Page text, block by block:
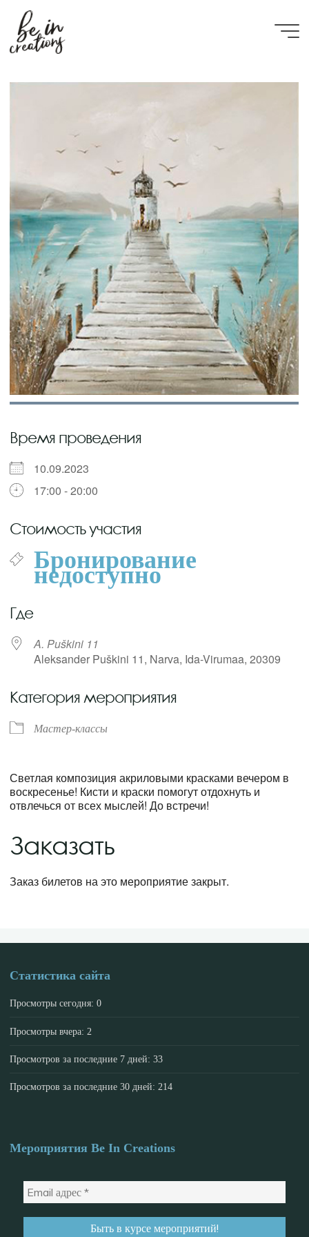
Время проведения
10.09.2023
17:00 - 20:00
Стоимость участия
Бронирование
недоступно
Где
A. Puškini 11
Aleksander Puškini 11, Narva, Ida-Virumaa, 20309
Категория мероприятия
Мастер-классы
Светлая композиция акриловыми красками вечером в
воскресенье! Кисти и краски помогут отдохнуть и
отвлечься от всех мыслей! До встречи!
Заказать
Заказ билетов на это мероприятие закрыт.
Статистика сайта
Просмотры сегодня:0
Просмотры вчера: 2
Просмотров за последние 7 дней:33
Просмотров за последние 30 дней:214
Мероприятия Be In Creations